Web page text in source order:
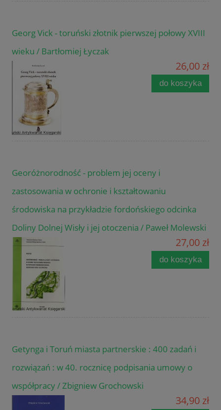
Georg Vick - toruński złotnik pierwszej połowy XVIII
wieku / Bartłomiej Łyczak
26,00 zł
do koszyka
Georóżnorodność - problem jej oceny i
zastosowania w ochronie i kształtowaniu
środowiska na przykładzie fordońskiego odcinka
Doliny Dolnej Wisły i jej otoczenia / Paweł Molewski
27,00 zł
do koszyka
Getynga i Toruń miasta partnerskie : 400 zadań i
rozwiązań : w 40. rocznicę podpisania umowy o
współpracy / Zbigniew Grochowski
34,90 zł